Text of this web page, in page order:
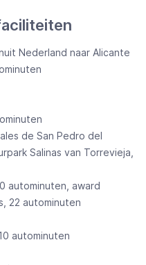
Nederland naar Alicante
de San Pedro del
Salinas van Torrevieja,
autominuten, award
22 autominuten
autominuten